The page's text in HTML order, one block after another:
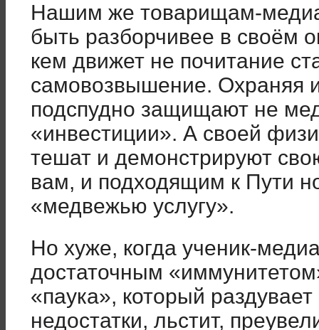
Нашим же товарищам-
быть разборчивее в своём
кем движет не почитание
самовозвышение. Охраняя
подспудно защищают не
«инвестиции». А своей
тешат и демонстрируют
вам, и подходящим к Пути
«медвежью услугу».
Но хуже, когда ученик-
достаточным
«паука», который
недостатки, льстит,